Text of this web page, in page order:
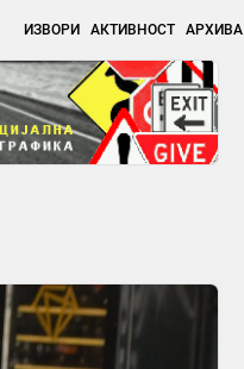
ИЗВОРИ АКТИВНОСТ АРХИВА